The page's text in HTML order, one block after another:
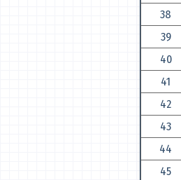
38
39
40
41
42
43
44
45